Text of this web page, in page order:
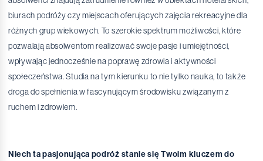
biurach podróży czy miejscach oferujących zajęcia rekreacyjne dla
różnych grup wiekowych. To szerokie spektrum możliwości, które
pozwalają absolwentom realizować swoje pasje i umiejętności,
wpływając jednocześnie na poprawę zdrowia i aktywności
społeczeństwa. Studia na tym kierunku to nie tylko nauka, to także
droga do spełnienia w fascynującym środowisku związanym z
ruchem i zdrowiem.
Niech ta pasjonująca podróż stanie się Twoim kluczem do